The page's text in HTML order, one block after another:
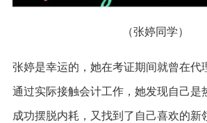
（张婷同学）
张婷是幸运的，她在考证期间就曾在代
通过实际接触会计工作，她发现自己是
成功摆脱内耗，又找到了自己喜欢的新